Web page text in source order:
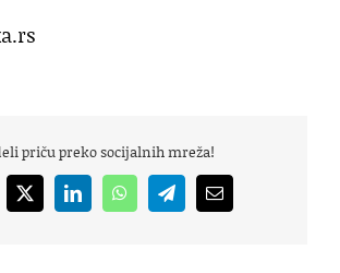
priču preko socijalnih mreža!
X LinkedInWhatsAppTelegramEmail